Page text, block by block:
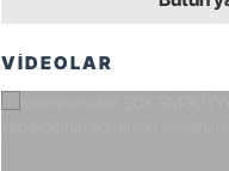
Prezidentdən Abel
İlham Əliyevdən iki
SƏRƏNCAMLAR
VİDEOLAR